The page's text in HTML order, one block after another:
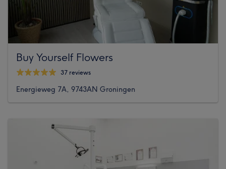
Buy Yourself Flowers
37 reviews
Energieweg 7A, 9743AN Groningen